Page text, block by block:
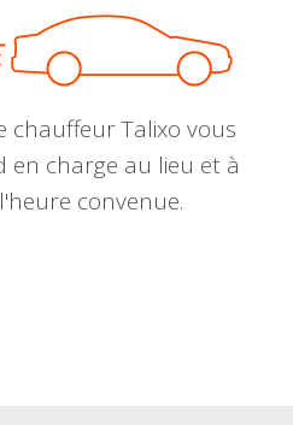
chauffeur Talixo vous
en charge au lieu et à
l'heure convenue.